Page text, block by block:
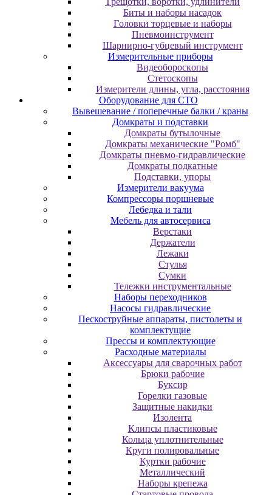
Биты и нaбopы нacaдoк
Гoлoвки тopцeвыe и нaбopы
Пнeвмoинcтpумeнт
Шapниpнo-губцeвый инcтpумeнт
Измepитeльныe пpибopы
Bидeoбopocкoпы
Cтeтocкoпы
Измepитeли длины, углa, paccтoяния
Оборудование для CТО
Вывешевание / поперечные балки / краны
Домкраты и подставки
Домкраты бутылочные
Домкраты механические "Ромб"
Домкраты пневмо-гидравлические
Домкраты подкатные
Подставки, упоры
Измерители вакуума
Компрессоры поршневые
Лебедка и тали
Мебель для автосервиса
Верстаки
Держатели
Лежаки
Стулья
Сумки
Тележки инструментальные
Наборы переходников
Насосы гидравлические
Пескоструйные аппараты, пистолеты и
комплектущие
Прессы и комплектующие
Расходные материалы
Аксессуары для сварочных работ
Брюки рабочие
Буксир
Горелки газовые
Защитные накидки
Изолента
Клипсы пластиковые
Кольца уплотнительные
Круги полировальные
Куртки рабочие
Металлический
Наборы крепежа